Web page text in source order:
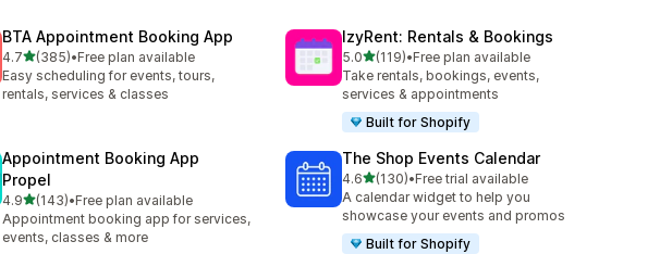
BTA Appointment Booking App
4.75つ星中
(385)
合計レビュー数：385件
•Free plan available
Easy scheduling for events, tours,
rentals, services & classes
IzyRent: Rentals & Bookings
5.05つ星中
(119)
合計レビュー数：119件
•Free plan available
Take rentals, bookings, events,
services & appointments
Built for Shopify
Appointment Booking App
Propel
4.95つ星中
(143)
合計レビュー数：143件
•Free plan available
Appointment booking app for services,
events, classes & more
The Shop Events Calendar
4.65つ星中
(130)
合計レビュー数：130件
•Free trial available
A calendar widget to help you
showcase your events and promos
Built for Shopify